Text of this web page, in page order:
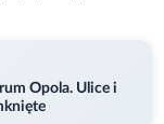
Opola. Ulice i